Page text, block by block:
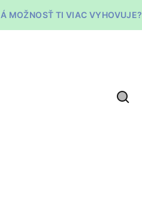
MOŽNOSŤ TI VIAC VYHOVUJE?